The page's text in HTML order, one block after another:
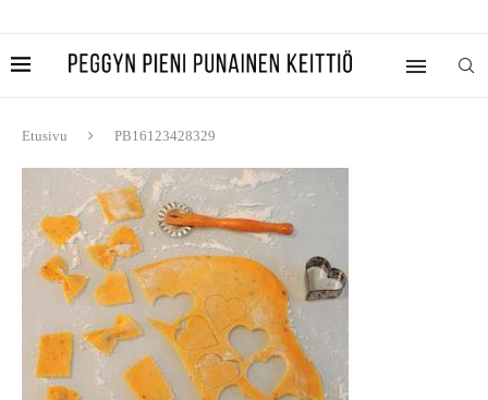
Etusivu PB16123428329